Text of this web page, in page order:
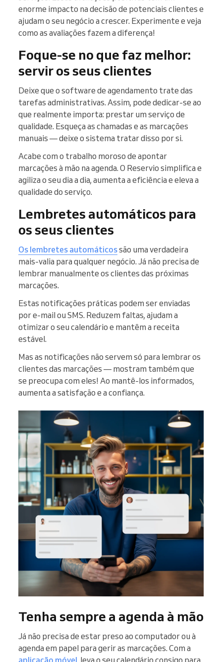
enorme impacto na decisão de potenciais clientes e
ajudam o seu negócio a crescer. Experimente e veja
como as avaliações fazem a diferença!
Foque-se no que faz melhor:
servir os seus clientes
Deixe que o software de agendamento trate das
tarefas administrativas. Assim, pode dedicar-se ao
que realmente importa: prestar um serviço de
qualidade. Esqueça as chamadas e as marcações
manuais — deixe o sistema tratar disso por si.
Acabe com o trabalho moroso de apontar
marcações à mão na agenda. O Reservio simplifica e
agiliza o seu dia a dia, aumenta a eficiência e eleva a
qualidade do serviço.
Lembretes automáticos para
os seus clientes
Os lembretes automáticossão uma verdadeira
mais-valia para qualquer negócio. Já não precisa de
lembrar manualmente os clientes das próximas
marcações.
Estas notificações práticas podem ser enviadas
por e-mail ou SMS. Reduzem faltas, ajudam a
otimizar o seu calendário e mantêm a receita
estável.
Mas as notificações não servem só para lembrar os
clientes das marcações — mostram também que
se preocupa com eles! Ao mantê-los informados,
aumenta a satisfação e a confiança.
Tenha sempre a agenda à mão
Já não precisa de estar preso ao computador ou à
agenda em papel para gerir as marcações. Com a